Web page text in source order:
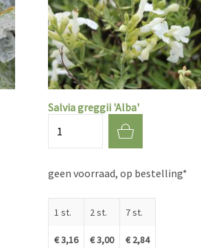
Salvia greggii 'Alba'
geen voorraad, op bestelling*
1 st.
€ 3,16
2 st.
€ 3,00
7 st.
€ 2,84